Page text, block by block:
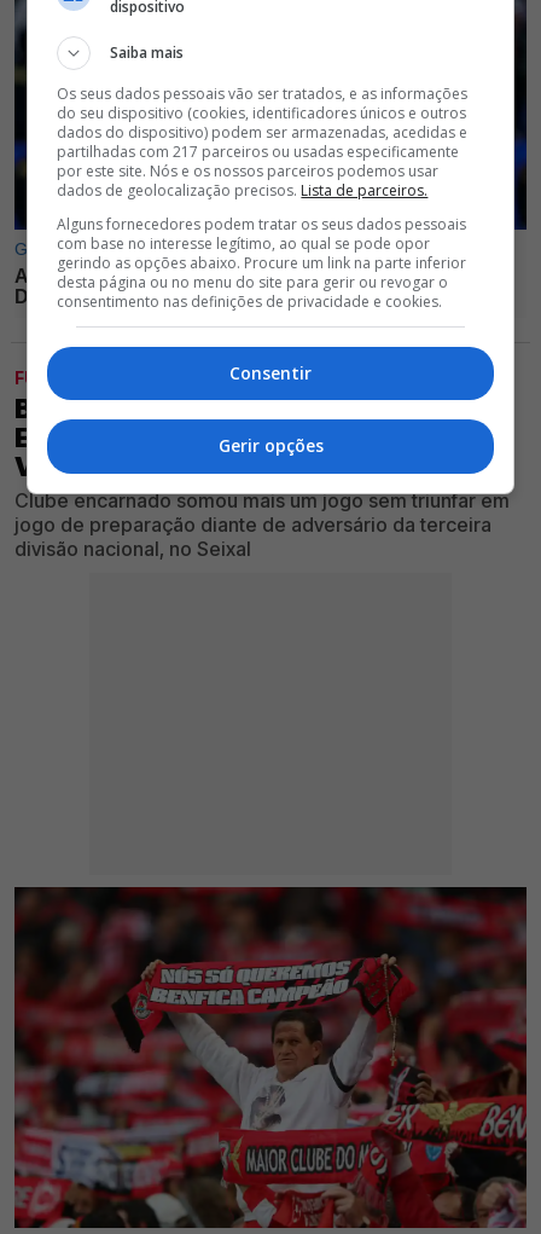
FUTEBOL
BENFICA EMPATA (1-1) CONTRA
EQUIPA DA LIGA 3 E AINDA NÃO
VENCEU
Clube encarnado somou mais um jogo sem triunfar em
jogo de preparação diante de adversário da terceira
divisão nacional, no Seixal
dispositivo
Saiba mais
Os seus dados pessoais vão ser tratados, e as informações
do seu dispositivo (cookies, identificadores únicos e outros
dados do dispositivo) podem ser armazenadas, acedidas e
partilhadas com 217 parceiros ou usadas especificamente
por este site. Nós e os nossos parceiros podemos usar
dados de geolocalização precisos. Lista de parceiros.
Alguns fornecedores podem tratar os seus dados pessoais
com base no interesse legítimo, ao qual se pode opor
gerindo as opções abaixo. Procure um link na parte inferior
desta página ou no menu do site para gerir ou revogar o
consentimento nas definições de privacidade e cookies.
Consentir
Gerir opções